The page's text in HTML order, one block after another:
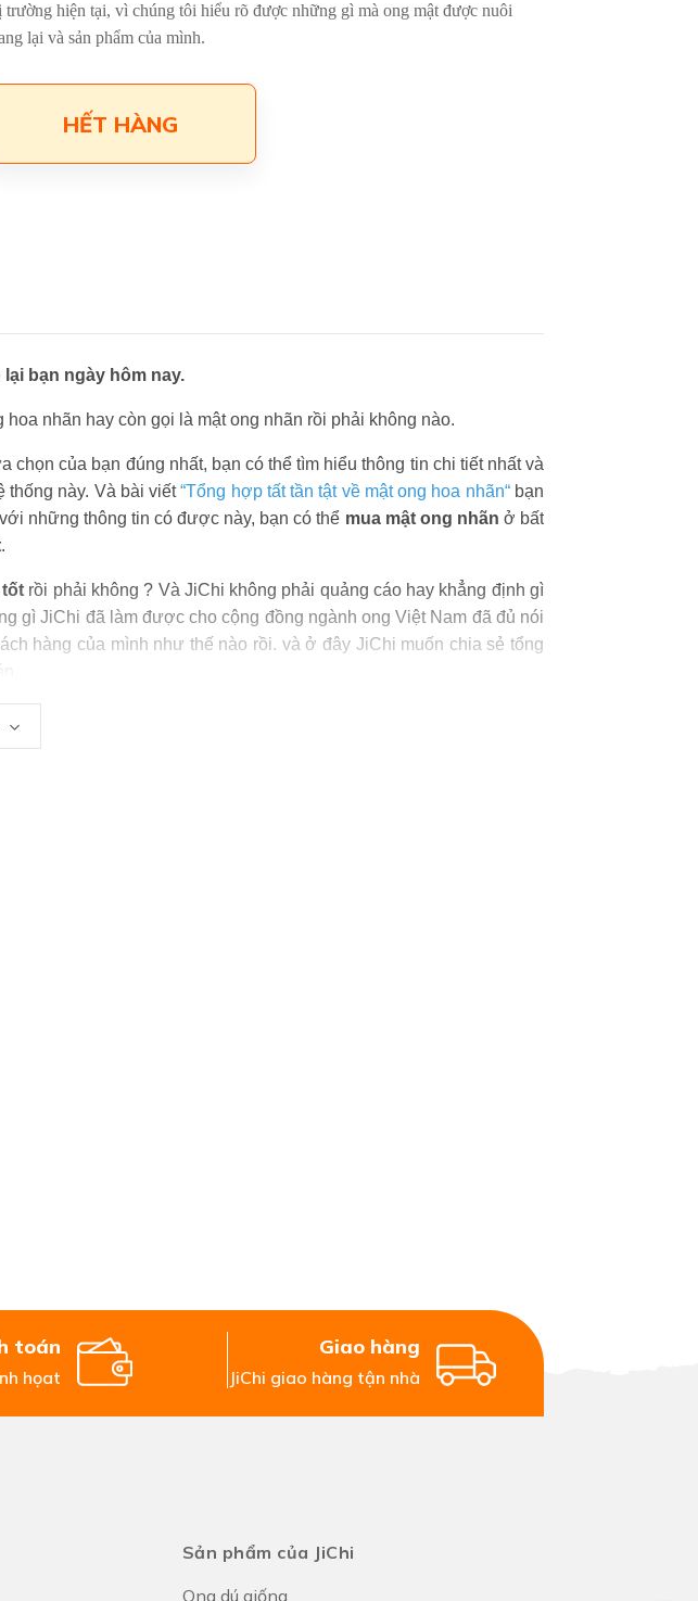
trường hiện tại, vì chúng tôi hiểu rõ được những gì mà ong mật được nuôi
lại và sản phẩm của mình.
HẾT HÀNG
bạn ngày hôm nay.
nhãn hay còn gọi là mật ong nhãn rồi phải không nào.
của bạn đúng nhất, bạn có thể tìm hiểu thông tin chi tiết nhất và
thống này. Và bài viết“Tổng hợp tất tần tật về mật ong hoa nhãn“bạn
những thông tin có được này, bạn có thể mua mật ong nhãn ở bất
.
tốt rồi phải không ? Và JiChi không phải quảng cáo hay khẳng định gì
gì JiChi đã làm được cho cộng đồng ngành ong Việt Nam đã đủ nói
hàng của mình như thế nào rồi. và ở đây JiChi muốn chia sẻ tổng
toán
họat
Giao hàng
JiChi giao hàng tận nhà
Sản phẩm của JiChi
Ong dú giống